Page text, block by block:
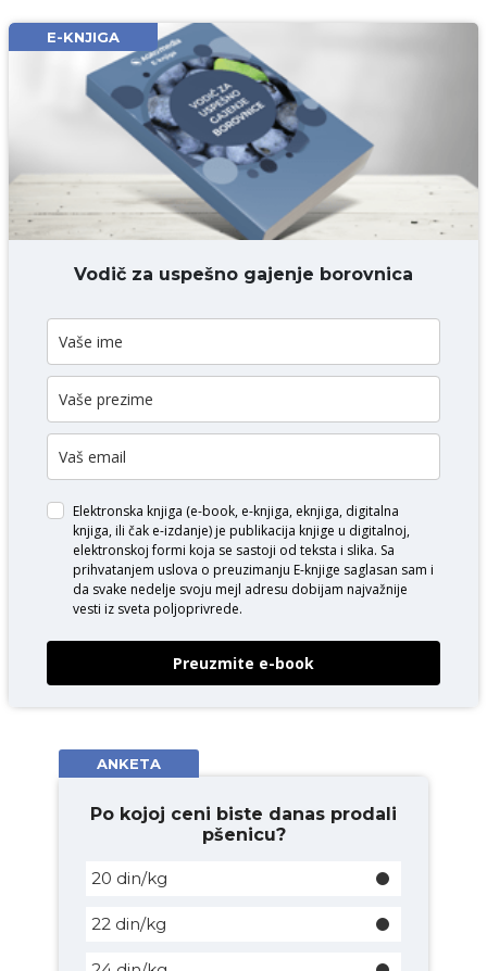
Email* obavezno
Komentar* obavezno
DODAJ KOMENTAR
E-KNJIGA
Vodič za uspešno gajenje borovnica
Elektronska knjiga (e-book, e-knjiga, eknjiga, digitalna
knjiga, ili čak e-izdanje) je publikacija knjige u digitalnoj,
elektronskoj formi koja se sastoji od teksta i slika. Sa
prihvatanjem uslova o preuzimanju E-knjige saglasan sam i
da svake nedelje svoju mejl adresu dobijam najvažnije
vesti iz sveta poljoprivrede.
Preuzmite e-book
ANKETA
Po kojoj ceni biste danas prodali
pšenicu?
20 din/kg
22 din/kg